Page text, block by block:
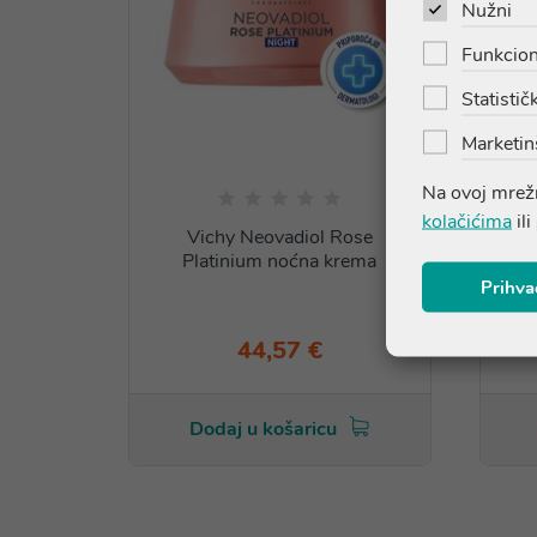
Vichy Neovadiol Rose
Platinium noćna krema
44,57 €
Dodaj u košaricu
Nužni
Na ovoj
kolačićima ili